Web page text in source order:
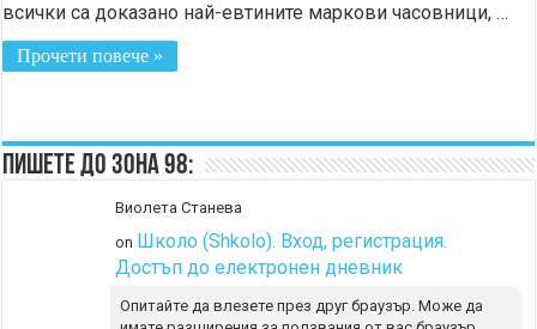
всички са доказано най-евтините маркови часовници, …
Прочети повече »
Пишете до Зона 98:
Виолета Станева
on Школо (Shkolo). Вход, регистрация.
Достъп до електронен дневник
Опитайте да влезете през друг браузър. Може да